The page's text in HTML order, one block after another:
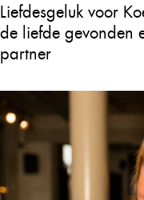
Liefdesgeluk voor
de liefde gevonden
partner